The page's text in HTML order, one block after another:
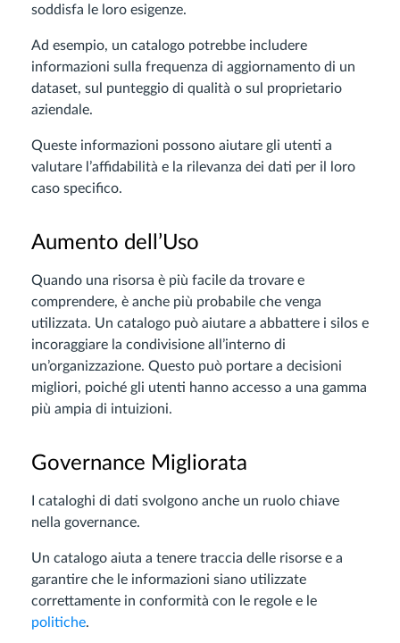
soddisfa le loro esigenze.
Ad esempio, un catalogo potrebbe includere
informazioni sulla frequenza di aggiornamento di un
dataset, sul punteggio di qualità o sul proprietario
aziendale.
Queste informazioni possono aiutare gli utenti a
valutare l’affidabilità e la rilevanza dei dati per il loro
caso specifico.
Aumento dell’Uso
Quando una risorsa è più facile da trovare e
comprendere, è anche più probabile che venga
utilizzata. Un catalogo può aiutare a abbattere i silos e
incoraggiare la condivisione all’interno di
un’organizzazione. Questo può portare a decisioni
migliori, poiché gli utenti hanno accesso a una gamma
più ampia di intuizioni.
Governance Migliorata
I cataloghi di dati svolgono anche un ruolo chiave
nella governance.
Un catalogo aiuta a tenere traccia delle risorse e a
garantire che le informazioni siano utilizzate
correttamente in conformità con le regole e le
politiche.